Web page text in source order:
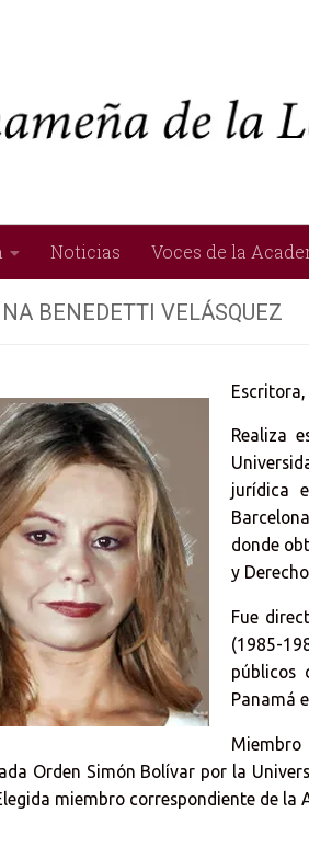
Noticias Voces de la
BENEDETTI VELÁSQUEZ
Realiza
jurídica
donde
y
Fue
(1985-
públicos
Panamá
Orden Simón Bolívar por la
miembro correspondiente de la